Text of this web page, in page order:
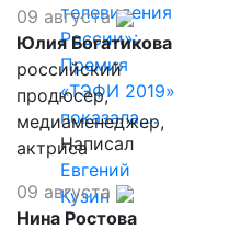
телевидения
России»:
Премия
«ТЭФИ 2019»
показала,…
Написал
Евгений
Кузин
09 августа
Юлия Богатикова
российский
продюсер,
медиаменеджер,
актриса
09 августа
Нина Ростова